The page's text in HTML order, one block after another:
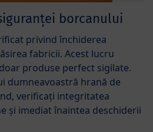
borcanului
privind închiderea
fabricii. Acest lucru
produse perfect sigilate.
dumneavoastră hrană de
verificați integritatea
și imediat înaintea deschiderii